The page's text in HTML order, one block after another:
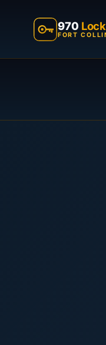
970
FORT